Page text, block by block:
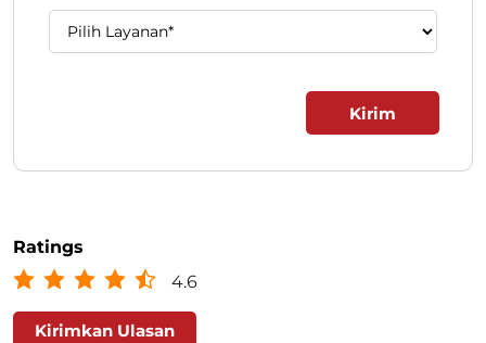
Ratings
4.6
Kirimkan Ulasan